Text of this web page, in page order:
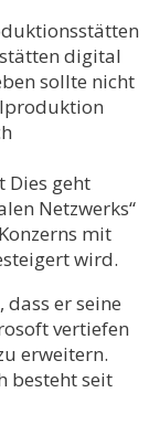
digital
sollte nicht
Dies geht
Netzwerks“
mit
wird.
dass er seine
vertiefen
erweitern.
besteht seit